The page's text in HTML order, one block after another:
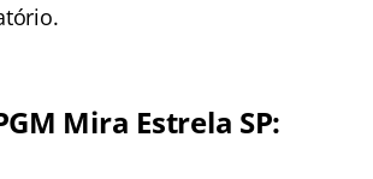
Mira Estrela SP: